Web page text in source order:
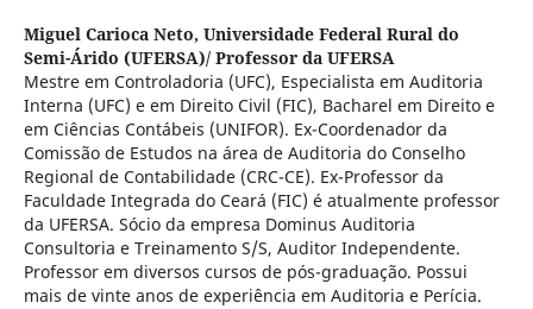
Miguel Carioca Neto, Universidade Federal Rural do
Semi-Árido (UFERSA)/ Professor da UFERSA
Mestre em Controladoria (UFC), Especialista em Auditoria
Interna (UFC) e em Direito Civil (FIC), Bacharel em Direito e
em Ciências Contábeis (UNIFOR). Ex-Coordenador da
Comissão de Estudos na área de Auditoria do Conselho
Regional de Contabilidade (CRC-CE). Ex-Professor da
Faculdade Integrada do Ceará (FIC) é atualmente professor
da UFERSA. Sócio da empresa Dominus Auditoria
Consultoria e Treinamento S/S, Auditor Independente.
Professor em diversos cursos de pós-graduação. Possui
mais de vinte anos de experiência em Auditoria e Perícia.